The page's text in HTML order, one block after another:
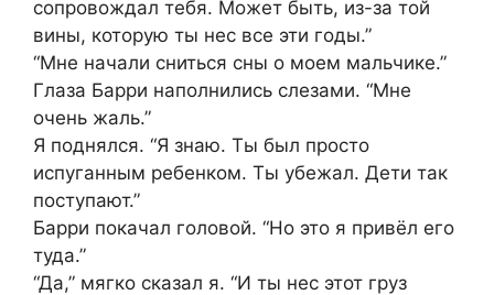
сопровождал тебя. Может быть, из-за той
вины, которую ты нес все эти годы.”
“Мне начали сниться сны о моем мальчике.”
Глаза Барри наполнились слезами. “Мне
очень жаль.”
Я поднялся. “Я знаю. Ты был просто
испуганным ребенком. Ты убежал. Дети так
поступают.”
Барри покачал головой. “Но это я привёл его
туда.”
“Да,” мягко сказал я. “И ты нес этот груз